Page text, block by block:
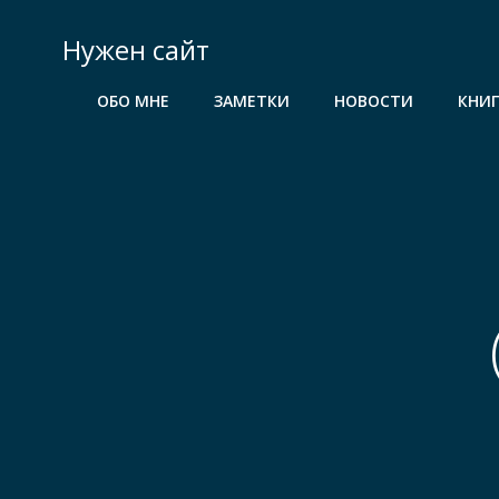
содержимомуНужен сайт
ОБО МНЕ ЗАМЕТКИ НОВОСТИ